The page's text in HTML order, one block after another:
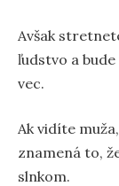
Avšak
ľudstvo a
vec.
Ak vidíte
znamená to,
slnkom.